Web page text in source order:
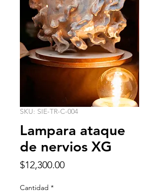
SKU: SIE-TR-C-004
Lampara ataque
de nervios XG
$12,300.00Precio
Cantidad *